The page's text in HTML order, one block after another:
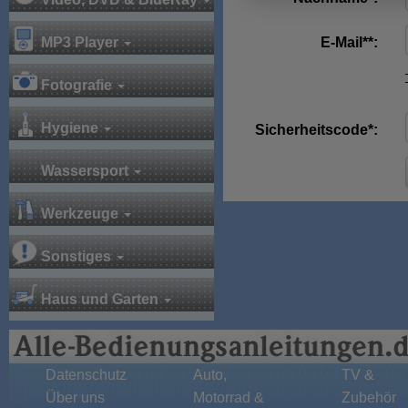
MP3 Player
Fotografie
Hygiene
Wassersport
Werkzeuge
Sonstiges
Haus und Garten
E-Mail**:
Sicherheitscode*:
Datenschutz
Über uns
Auto,
Motorrad &
TV &
Zubehör